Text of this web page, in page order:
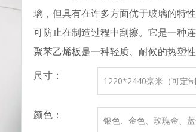
璃，但具有在许多方面优于玻璃的特
可防止在制造过程中刮擦。它是一种
聚苯乙烯板是一种轻质、耐候的热塑
尺寸： 1220*2440毫米（可定制
颜色： 银色、金色、玫瑰金、蓝